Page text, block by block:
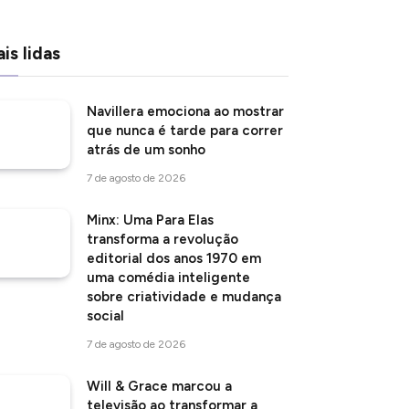
lidas
Navillera emociona ao mostrar
que nunca é tarde para correr
atrás de um sonho
7 de agosto de 2026
Minx: Uma Para Elas
transforma a revolução
editorial dos anos 1970 em
uma comédia inteligente
sobre criatividade e mudança
social
7 de agosto de 2026
Will & Grace marcou a
televisão ao transformar a